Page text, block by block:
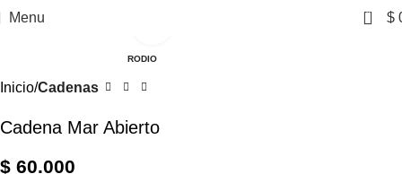
Menu 0 $
RODIO
Inicio Cadenas
Cadena Mar Abierto
$ 60.000